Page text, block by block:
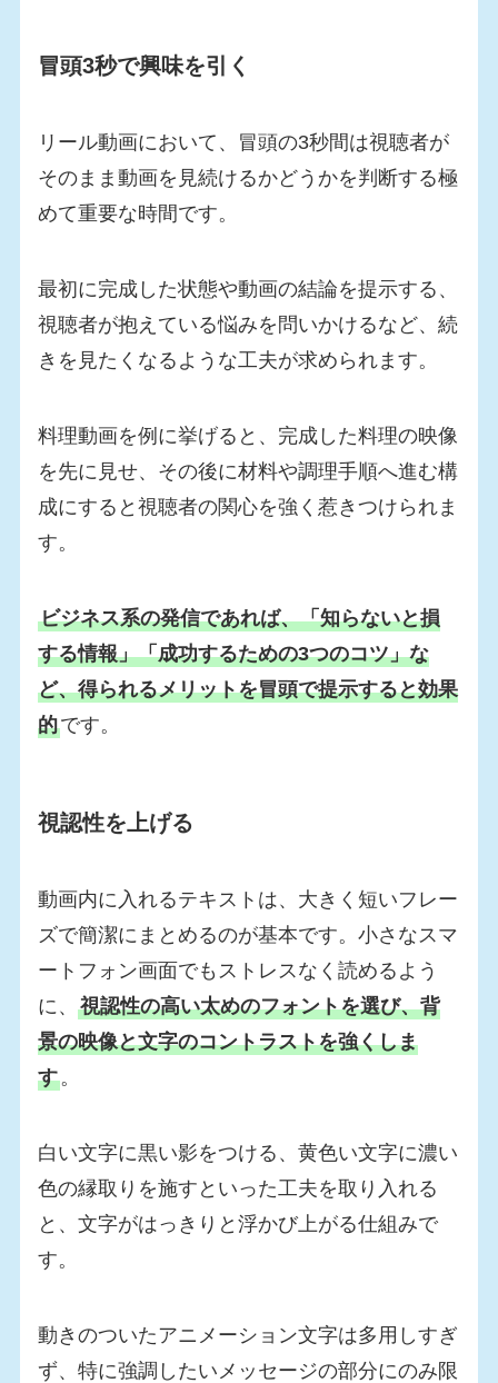
冒頭3秒で興味を引く
リール動画において、冒頭の3秒間は視聴者が
そのまま動画を見続けるかどうかを判断する極
めて重要な時間です。
最初に完成した状態や動画の結論を提示する、
視聴者が抱えている悩みを問いかけるなど、続
きを見たくなるような工夫が求められます。
料理動画を例に挙げると、完成した料理の映像
を先に見せ、その後に材料や調理手順へ進む構
成にすると視聴者の関心を強く惹きつけられま
す。
ビジネス系の発信であれば、「知らないと損
する情報」「成功するための3つのコツ」な
ど、得られるメリットを冒頭で提示すると効果
的です。
視認性を上げる
動画内に入れるテキストは、大きく短いフレー
ズで簡潔にまとめるのが基本です。小さなスマ
ートフォン画面でもストレスなく読めるよう
に、視認性の高い太めのフォントを選び、背
景の映像と文字のコントラストを強くしま
す。
白い文字に黒い影をつける、黄色い文字に濃い
色の縁取りを施すといった工夫を取り入れる
と、文字がはっきりと浮かび上がる仕組みで
す。
動きのついたアニメーション文字は多用しすぎ
ず、特に強調したいメッセージの部分にのみ限